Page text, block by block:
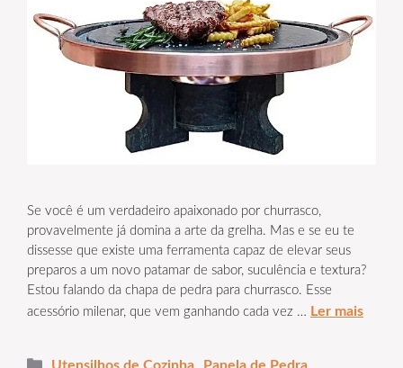
Se você é um verdadeiro apaixonado por churrasco,
provavelmente já domina a arte da grelha. Mas e se eu te
dissesse que existe uma ferramenta capaz de elevar seus
preparos a um novo patamar de sabor, suculência e textura?
Estou falando da chapa de pedra para churrasco. Esse
acessório milenar, que vem ganhando cada vez … Ler mais
Categorias